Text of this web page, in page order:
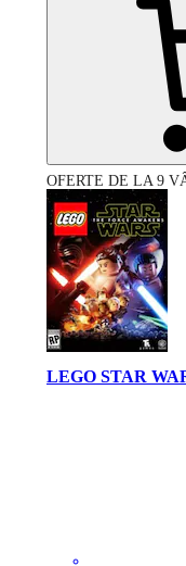
OFERTE DE LA 9
LEGO STAR